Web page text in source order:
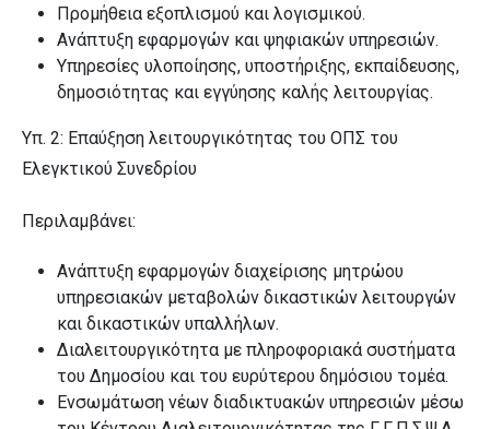
Προμήθεια εξοπλισμού και λογισμικού.
Ανάπτυξη εφαρμογών και ψηφιακών υπηρεσιών.
Υπηρεσίες υλοποίησης, υποστήριξης, εκπαίδευσης,
δημοσιότητας και εγγύησης καλής λειτουργίας.
Υπ. 2: Επαύξηση λειτουργικότητας του ΟΠΣ του
Ελεγκτικού Συνεδρίου
Περιλαμβάνει:
Ανάπτυξη εφαρμογών διαχείρισης μητρώου
υπηρεσιακών μεταβολών δικαστικών λειτουργών
και δικαστικών υπαλλήλων.
Διαλειτουργικότητα με πληροφοριακά συστήματα
του Δημοσίου και του ευρύτερου δημόσιου τομέα.
Ενσωμάτωση νέων διαδικτυακών υπηρεσιών μέσω